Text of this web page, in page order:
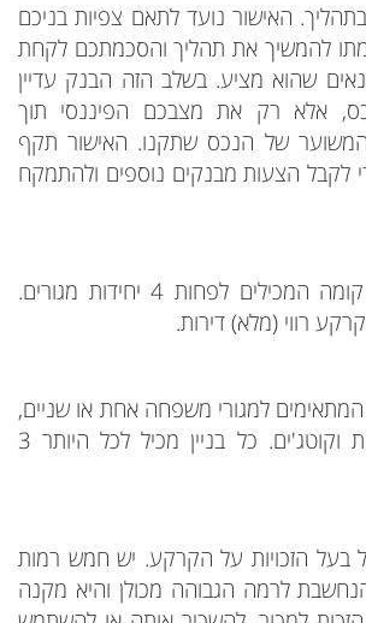
האישור נועד לתאם צפיות בניכם
להמשיך את תהליך והסכמתכם לקחת
שהוא מציע. בשלב הזה הבנק עדיין
אלא רק את מצבכם הפיננסי תוך
של הנכס שתקנו. האישור תקף
כדי לקבל הצעות מבנקים נוספים ולהתמקח
בתי מגורים גבוהי קומה המכילים לפחות 4 יחידות מגורים.
רווי (מלא) דירות.
למגורי משפחה אחת או שניים,
במילים אחרות וילות וקוטג'ים. כל בניין מכיל לכל היותר 3
בעל הזכויות על הקרקע. יש חמש רמות
לרמה הגבוהה מכולן והיא מקנה